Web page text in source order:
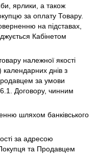
ярлики, а також
за оплату Товару.
на підставах,
Кабінетом
належної якості
днів з
за умови
Договору, чинним
шляхом банківського
за адресою
та Продавцем